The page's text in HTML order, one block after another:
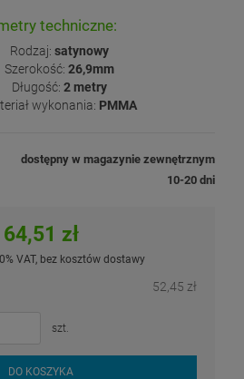
techniczne:
Rodzaj: satynowy
Szerokość: 26,9mm
Długość: 2 metry
wykonania: PMMA
dostępny w magazynie zewnętrznym
10-20 dni
64,51 zł
VAT, bez kosztów dostawy
52,45 zł
szt.
DO KOSZYKA